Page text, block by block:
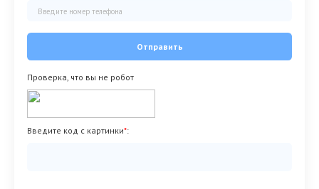
Отправить
Проверка, что вы не робот
Введите код с картинки*: